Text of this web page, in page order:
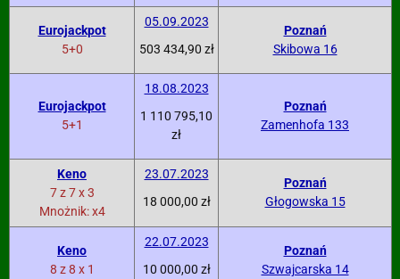
Eurojackpot
5+0
05.09.2023
503 434,90 zł
Poznań
Skibowa 16
Eurojackpot
5+1
18.08.2023
1 110 795,10
zł
Poznań
Zamenhofa 133
Keno
7 z 7 x 3
Mnożnik: x4
23.07.2023
18 000,00 zł
Poznań
Głogowska 15
Keno
8 z 8 x 1
22.07.2023
10 000,00 zł
Poznań
Szwajcarska 14